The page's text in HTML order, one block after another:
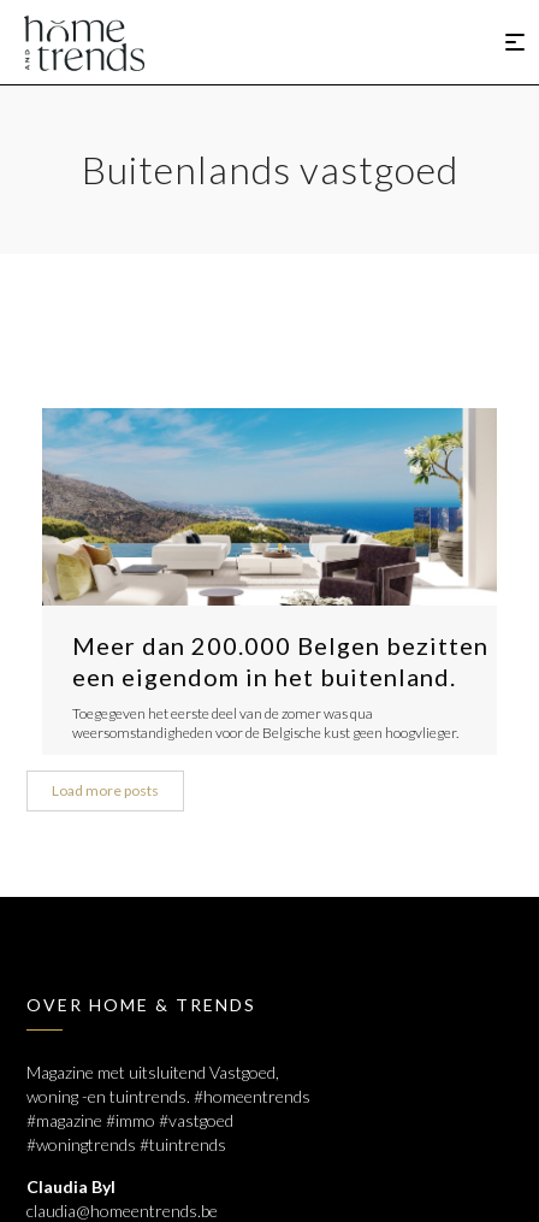
Buitenlands vastgoed
Meer dan 200.000 Belgen bezitten
een eigendom in het buitenland.
Toegegeven het eerste deel van de zomer was qua
weersomstandigheden voor de Belgische kust geen hoogvlieger.
Load more posts
OVER HOME & TRENDS
Magazine met uitsluitend Vastgoed,
woning -en tuintrends. #homeentrends
#magazine #immo #vastgoed
#woningtrends #tuintrends
Claudia Byl
claudia@homeentrends.be